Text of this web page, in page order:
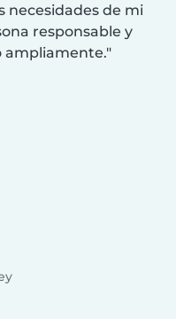
necesidades de mi
responsable y
ampliamente.